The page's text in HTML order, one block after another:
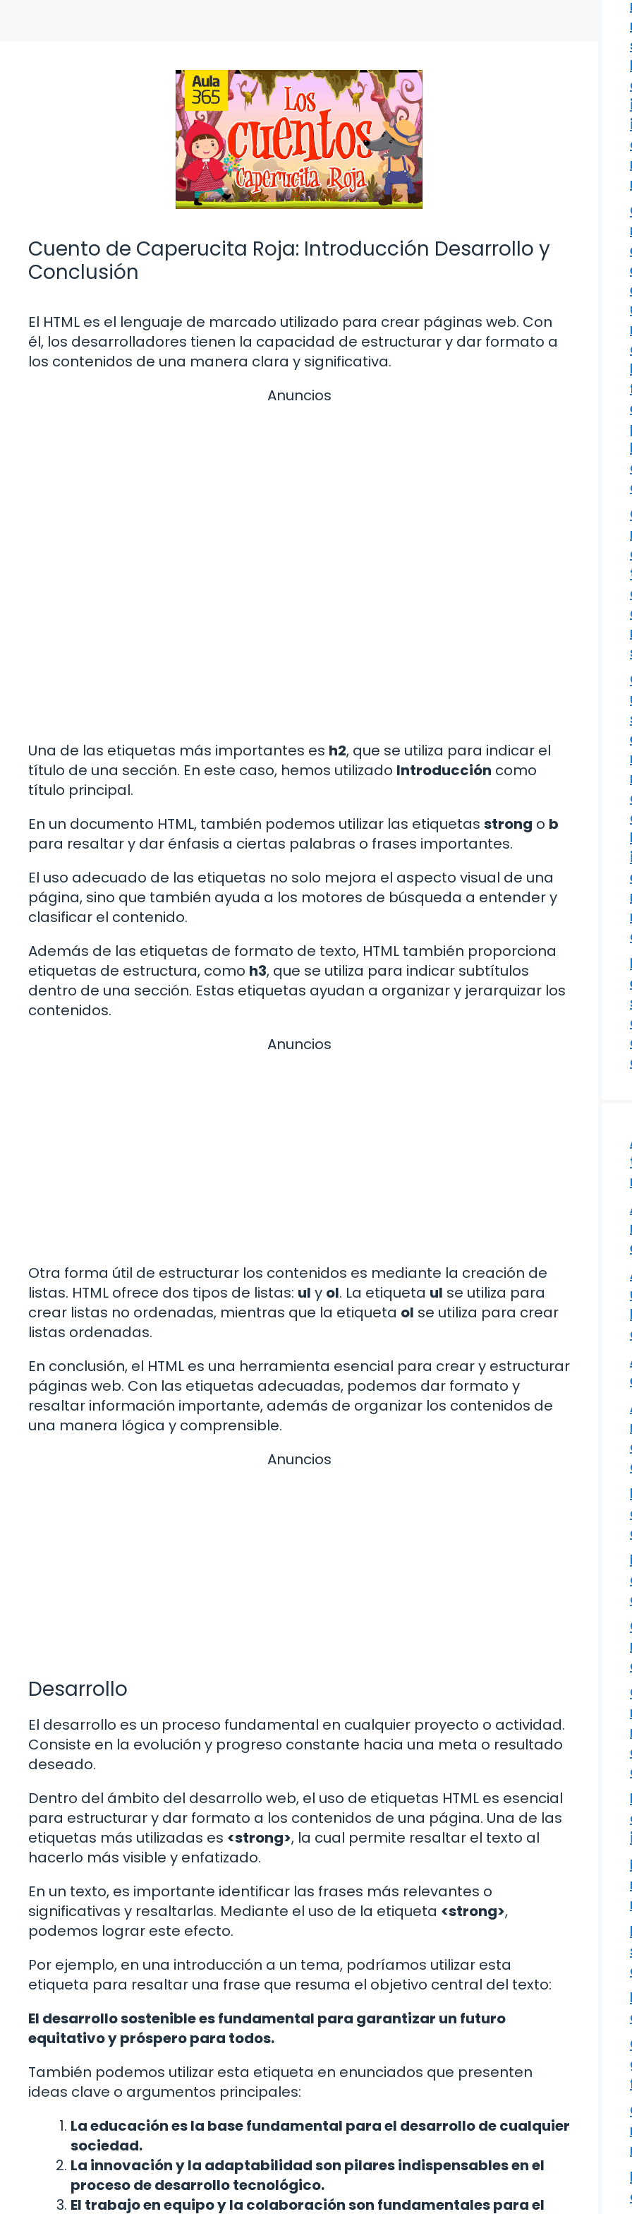
Cuento de Caperucita Roja: Introducción Desarrollo y
Conclusión
El HTML es el lenguaje de marcado utilizado para crear páginas web. Con
él, los desarrolladores tienen la capacidad de estructurar y dar formato a
los contenidos de una manera clara y significativa.
Anuncios
Una de las etiquetas más importantes es h2, que se utiliza para indicar el
título de una sección. En este caso, hemos utilizado Introducción como
título principal.
En un documento HTML, también podemos utilizar las etiquetas strong o b
para resaltar y dar énfasis a ciertas palabras o frases importantes.
El uso adecuado de las etiquetas no solo mejora el aspecto visual de una
página, sino que también ayuda a los motores de búsqueda a entender y
clasificar el contenido.
Además de las etiquetas de formato de texto, HTML también proporciona
etiquetas de estructura, como h3, que se utiliza para indicar subtítulos
dentro de una sección. Estas etiquetas ayudan a organizar y jerarquizar los
contenidos.
Anuncios
Otra forma útil de estructurar los contenidos es mediante la creación de
listas. HTML ofrece dos tipos de listas: ul y ol. La etiqueta ul se utiliza para
crear listas no ordenadas, mientras que la etiqueta ol se utiliza para crear
listas ordenadas.
En conclusión, el HTML es una herramienta esencial para crear y estructurar
páginas web. Con las etiquetas adecuadas, podemos dar formato y
resaltar información importante, además de organizar los contenidos de
una manera lógica y comprensible.
Anuncios
Desarrollo
El desarrollo es un proceso fundamental en cualquier proyecto o actividad.
Consiste en la evolución y progreso constante hacia una meta o resultado
deseado.
Dentro del ámbito del desarrollo web, el uso de etiquetas HTML es esencial
para estructurar y dar formato a los contenidos de una página. Una de las
etiquetas más utilizadas es <strong>, la cual permite resaltar el texto al
hacerlo más visible y enfatizado.
En un texto, es importante identificar las frases más relevantes o
significativas y resaltarlas. Mediante el uso de la etiqueta <strong>,
podemos lograr este efecto.
Por ejemplo, en una introducción a un tema, podríamos utilizar esta
etiqueta para resaltar una frase que resuma el objetivo central del texto:
El desarrollo sostenible es fundamental para garantizar un futuro
equitativo y próspero para todos.
También podemos utilizar esta etiqueta en enunciados que presenten
ideas clave o argumentos principales:
La educación es la base fundamental para el desarrollo de cualquier
sociedad.
La innovación y la adaptabilidad son pilares indispensables en el
proceso de desarrollo tecnológico.
El trabajo en equipo y la colaboración son fundamentales para el